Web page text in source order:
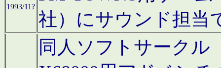
1993/11?
社）にサウンド担当
同人ソフトサークル